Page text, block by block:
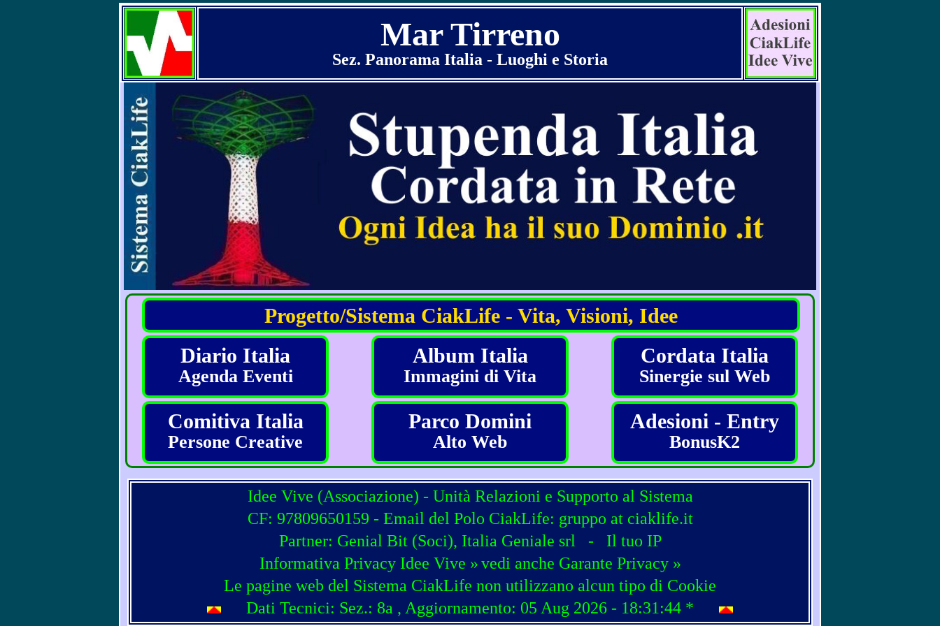
Mar Tirreno
Sez. Panorama Italia - Luoghi e Storia
Progetto/Sistema CiakLife - Vita, Visioni, Idee
Diario Italia
Agenda Eventi
Album Italia
Immagini di Vita
Cordata Italia
Sinergie sul Web
Comitiva Italia
Persone Creative
Parco Domini
Alto Web
Adesioni - Entry
BonusK2
Idee Vive (Associazione) - Unità Relazioni e Supporto al Sistema
CF: 97809650159 - Email del Polo CiakLife: gruppo at ciaklife.it
Partner: Genial Bit(Soci), Italia Geniale srl - Il tuo IP
Informativa Privacy Idee Vive »vedi anche Garante Privacy »
Le pagine web del Sistema CiakLife non utilizzano alcun tipo di Cookie
Dati Tecnici: Sez.: 8a , Aggiornamento: 05 Aug 2026 - 18:31:44 *